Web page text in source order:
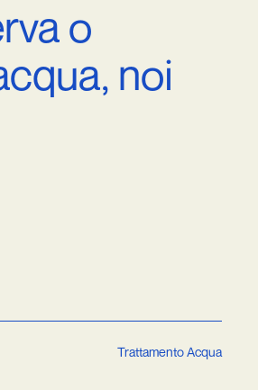
o
noi
Trattamento Acqua